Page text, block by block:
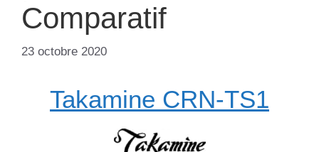
Comparatif
23 octobre 2020
Takamine CRN-TS1